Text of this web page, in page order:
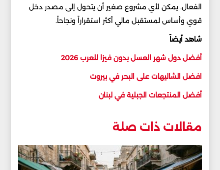
الفعال. يمكن لأي مشروع صغير أن يتحول إلى مصدر دخل
قوي وأساس لمستقبل مالي أكثر استقراراً ونجاحاً.
شاهد أيضاً
أفضل دول شهر العسل بدون فيزا للعرب 2026
افضل الشاليهات على البحر في بيروت
أفضل المنتجعات الجبلية في لبنان
مقالات ذات صلة